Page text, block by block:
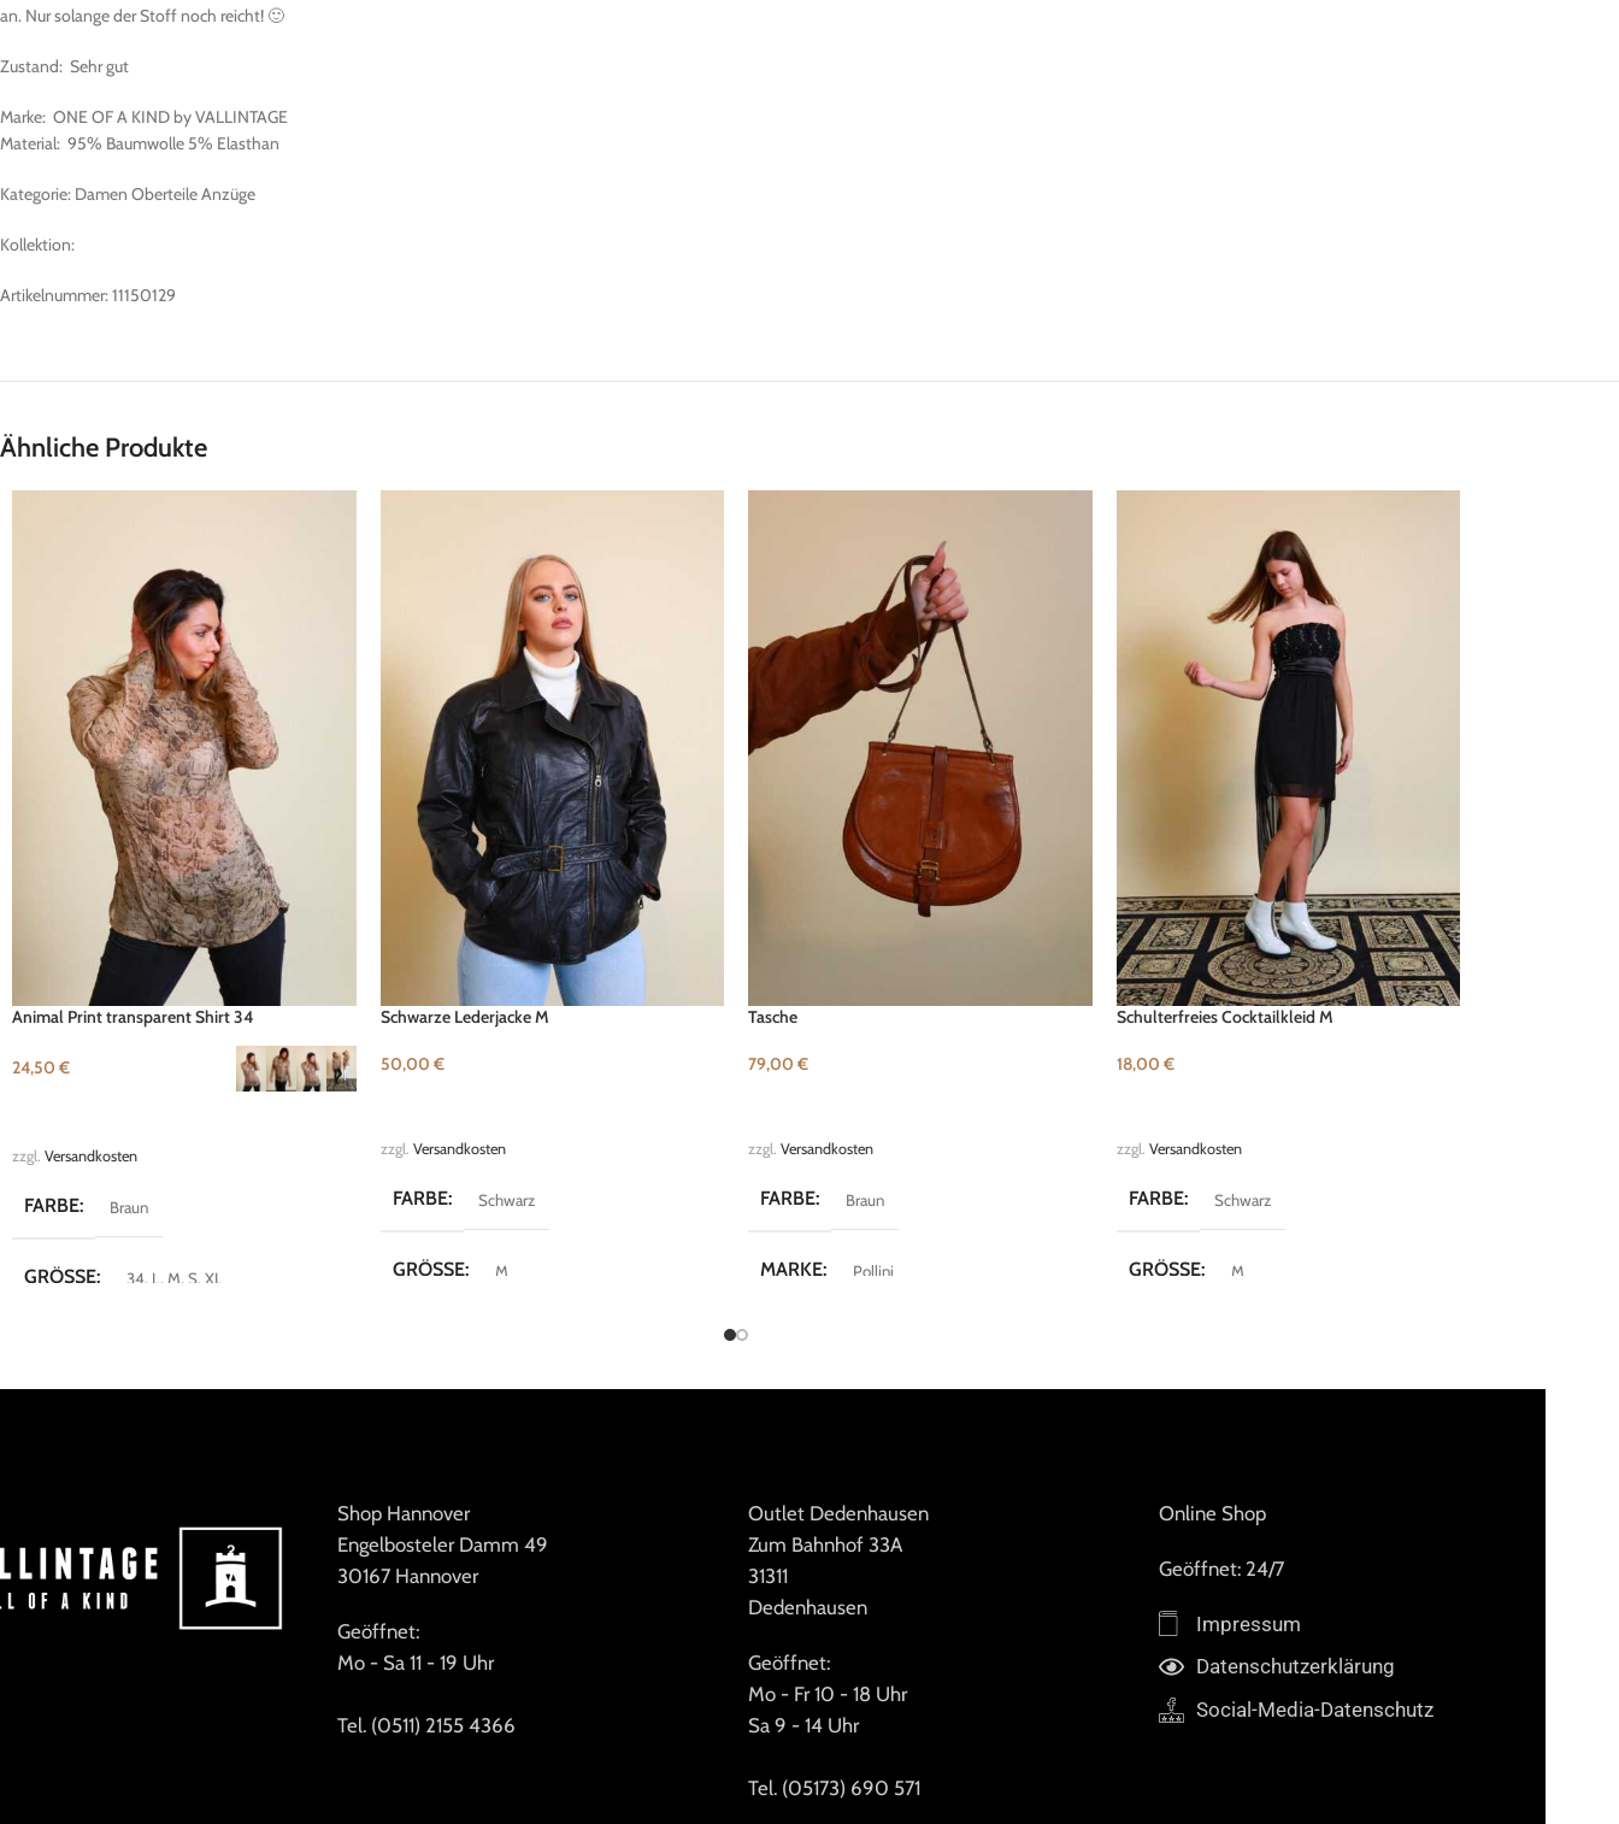
an. Nur solange der Stoff noch reicht! 🙂
Zustand: Sehr gut
Marke: ONE OF A KIND by VALLINTAGE
Material: 95% Baumwolle 5% Elasthan
Kategorie: Damen Oberteile Anzüge
Kollektion:
Artikelnummer: 11150129
Ähnliche Produkte
Animal Print transparent Shirt 34
24,50 €
zzgl. Versandkosten
FARBE Braun
GRÖSSE 34, L , M, S, XL
Schwarze Lederjacke M
50,00 €
zzgl. Versandkosten
FARBE Schwarz
GRÖSSE M
Tasche
79,00 €
zzgl. Versandkosten
FARBE Braun
MARKE Pollini
Schulterfreies Cocktailkleid M
18,00 €
zzgl. Versandkosten
FARBE Schwarz
GRÖSSE M
Shop Hannover
Engelbosteler Damm 49
30167 Hannover
Geöffnet:
Mo - Sa 11 - 19 Uhr
Tel. (0511) 2155 4366
Outlet Dedenhausen
Zum Bahnhof 33A
31311
Dedenhausen
Geöffnet:
Mo - Fr 10 - 18 Uhr
Sa 9 - 14 Uhr
Tel. (05173) 690 571
Online Shop
Geöffnet: 24/7
Impressum
Datenschutzerklärung
Social-Media-Datenschutz